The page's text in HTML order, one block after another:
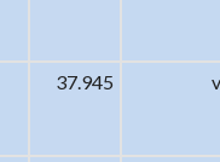
37.945